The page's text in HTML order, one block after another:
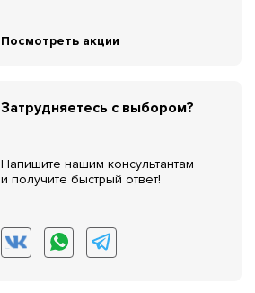
Посмотреть акции
Затрудняетесь с выбором?
Напишите нашим консультантам
и получите быстрый ответ!